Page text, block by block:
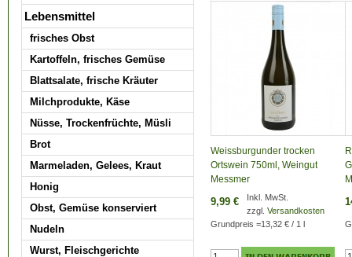
Weissburgunder trocken
Ortswein 750ml, Weingut
Messmer
9,99 €
Inkl. MwSt.
zzgl. Versandkosten
Grundpreis =13,32 € / 1 l
Lebensmittel
frisches Obst
Kartoffeln, frisches Gemüse
Blattsalate, frische Kräuter
Milchprodukte, Käse
Nüsse, Trockenfrüchte, Müsli
Brot
Marmeladen, Gelees, Kraut
Honig
Obst, Gemüse konserviert
Nudeln
Wurst, Fleischgerichte